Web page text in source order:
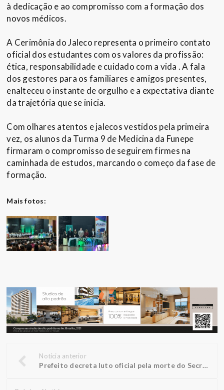
à dedicação e ao compromisso com a formação dos
novos médicos.
A Cerimônia do Jaleco representa o primeiro contato
oficial dos estudantes com os valores da profissão:
ética, responsabilidade e cuidado com a vida . A fala
dos gestores para os familiares e amigos presentes,
enalteceu o instante de orgulho e a expectativa diante
da trajetória que se inicia.
Com olhares atentos e jalecos vestidos pela primeira
vez, os alunos da Turma 9 de Medicina da Funepe
firmaram o compromisso de seguirem firmes na
caminhada de estudos, marcando o começo da fase de
formação.
Mais fotos:
Notícia anterior
Prefeito decreta luto oficial pela morte do Secretário Municipal de Saúde de Penápolis, Luiz Washington